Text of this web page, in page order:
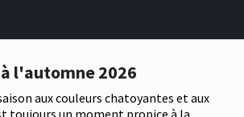
l'automne 2026
aux couleurs chatoyantes et aux
toujours un moment propice à la